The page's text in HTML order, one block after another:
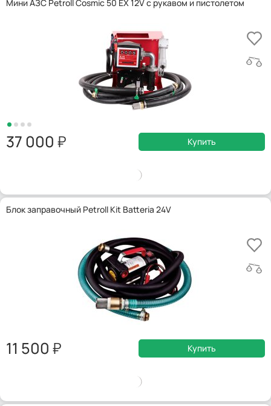
Мини АЗС Petroll Cosmic 50 EX 12V с рукавом и пистолетом
37 000 Купить
Блок заправочный Petroll Kit Batteria 24V
11 500 Купить